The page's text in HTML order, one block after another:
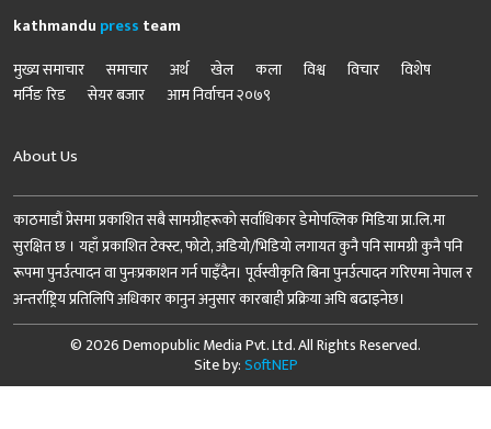
kathmandu press team
मुख्य समाचार
समाचार अर्थ खेल कला विश्व विचार
विशेष
मर्निङ रिड
सेयर बजार आम निर्वाचन २०७९
About Us
काठमाडौं प्रेसमा प्रकाशित सबै सामग्रीहरूको सर्वाधिकार डेमोपव्लिक मिडिया प्रा.लि.मा
सुरक्षित छ । यहाँ प्रकाशित टेक्स्ट, फोटो, अडियो/भिडियो लगायत कुनै पनि सामग्री कुनै पनि
रूपमा पुनर्उत्पादन वा पुनःप्रकाशन गर्न पाइँदैन। पूर्वस्वीकृति बिना पुनर्उत्पादन गरिएमा नेपाल र
अन्तर्राष्ट्रिय प्रतिलिपि अधिकार कानुन अनुसार कारबाही प्रक्रिया अघि बढाइनेछ।
© 2026 Demopublic Media Pvt. Ltd. All Rights Reserved.
Site by:SoftNEP